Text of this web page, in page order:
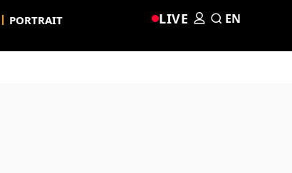
PORTRAIT LIVE EN